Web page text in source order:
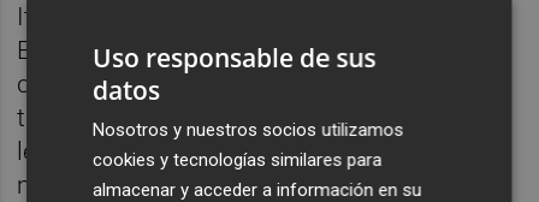
Italia que se pueden cruzar" en el camino de
España. "Tenemos que afrontar el Mundial
con humildad y respeto a los rivales, pero
también con la aspiración de llegar lo más
lejos posible. Veremos cuál es nuestro
máximo, pero nuestras aspiraciones son
Uso responsable de sus
datos
Nosotros y nuestros socios utilizamos
cookies y tecnologías similares para
almacenar y acceder a información en su